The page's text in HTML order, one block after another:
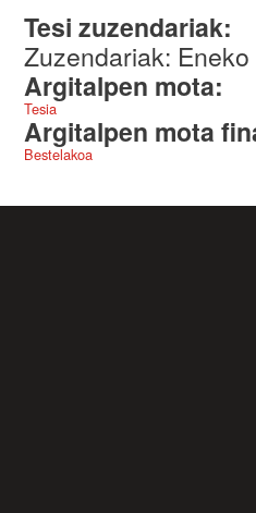
Tesi zuzendariak:
Zuzendariak:
Argitalpen mota:
Tesia
Argitalpen mota
Bestelakoa